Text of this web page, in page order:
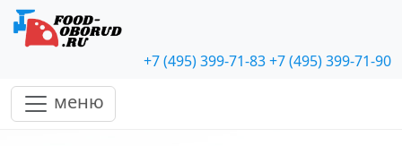
+7 (495) 399-71-83+7 (495) 399-71-90
меню